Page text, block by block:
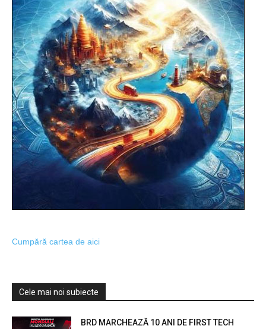
Cumpără cartea de aici
Cele mai noi subiecte
BRD MARCHEAZĂ 10 ANI DE FIRST TECH